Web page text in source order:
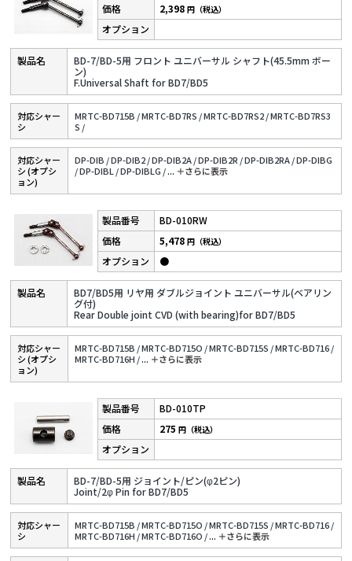
BD-7/BD-5用 フロント ユニバーサル シャフト(45.5mm ボー
ン)
F.Universal Shaft for BD7/BD5
2,398円（税込）
対応シャー
シ
MRTC-BD715B /MRTC-BD7RS /MRTC-BD7RS2 /MRTC-BD7RS3
S /
対応シャー
シ (オプシ
ョン)
DP-DIB /DP-DIB2 /DP-DIB2A /DP-DIB2R /DP-DIB2RA /DP-DIBG
/DP-DIBL /DP-DIBLG /... ＋さらに表⽰
BD-010RW
BD7/BD5用 リヤ用 ダブルジョイント ユニバーサル(ベアリン
グ付)
Rear Double joint CVD (with bearing)for BD7/BD5
5,478円（税込）
●
対応シャー
シ (オプシ
ョン)
MRTC-BD715B /MRTC-BD715O /MRTC-BD715S /MRTC-BD716 /
MRTC-BD716H /... ＋さらに表⽰
BD-010TP
BD-7/BD-5用 ジョイント/ピン(φ2ピン)
Joint/2φ Pin for BD7/BD5
275円（税込）
対応シャー
シ
MRTC-BD715B /MRTC-BD715O /MRTC-BD715S /MRTC-BD716 /
MRTC-BD716H /MRTC-BD716O /... ＋さらに表⽰